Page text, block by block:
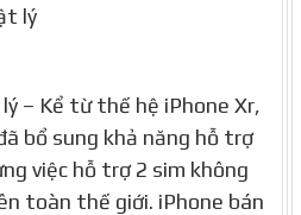
– Kể từ thế hệ iPhone Xr,
bổ sung khả năng hỗ trợ
việc hỗ trợ 2 sim không
toàn thế giới. iPhone bán